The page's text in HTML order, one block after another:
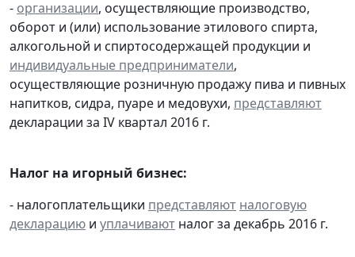
- организации, осуществляющие производство,
оборот и (или) использование этилового спирта,
алкогольной и спиртосодержащей продукции и
индивидуальные предприниматели,
осуществляющие розничную продажу пива и пивных
напитков, сидра, пуаре и медовухи, представляют
декларации за IV квартал 2016 г.
Налог на игорный бизнес:
- налогоплательщики представляют налоговую
декларацию и уплачивают налог за декабрь 2016 г.